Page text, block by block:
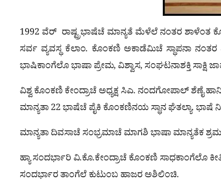
1992 ವೆರ್ ರಾಷ್ಟ್ರಭಾಷೆಚೆ ಮಾನ್ಯತೆ ಮೆಳೆಲೆ ನಂತರ ಶಾಳೆಂತ
ಸರ್ವ ವ್ಯವಸ್ಥ ಕೆಲಾಂ. ಕೊಂಕಣಿ ಅಕಾಡೆಮಿಚೆ ಸ್ಥಾಪನಾ
ಭಾಷಿಕಾಂಗೆಲೊ ಭಾಷಾ ಪ್ರೇಮ, ವಿಶ್ವಾಸ, ಸಂಘಟನಾಶಕ್ತಿ
ವಿಶ್ವ ಕೊಂಕಣಿ ಕೇಂದ್ರಾಚೆ ಅಧ್ಯಕ್ಷ ಸಿಎ. ನಂದಗೋಪಾಲ್ ಶೆಣೈ
ಮಾನ್ಯತಾ 22 ಭಾಷೆಚೆ ಪೈಕಿ ಕೊಂಕಣಿನಯ ಸ್ಥಾನ ಘೆತಲ್ಯಾ.
ಮಾನ್ಯತಾ ದಿವಸಾಚೆ ಸಂಭ್ರಮಾಚೆ ಮಾಗಶಿ ಭಾಷಾ ಮಾನ್ಯತೆಕ
ಹ್ಯಾ ಸಂದರ್ಭಾರಿ ವಿ.ಕೊ.ಕೇಂದ್ರಾಚೆ ಕೊಂಕಣಿ
ಸಂದರ್ಭಾರ ತಾಂಗೆಲೆ ಕುಟುಂಬ ಹಾಜರ ಅಶಿಲಿಂಚಿ.